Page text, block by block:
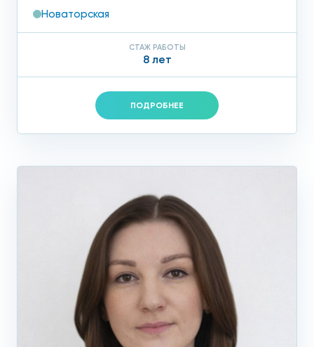
Новаторская
СТАЖ РАБОТЫ
8 лет
ПОДРОБНЕЕ